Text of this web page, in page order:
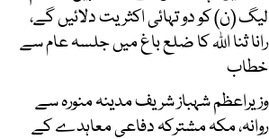
لیگ (ن) کو دو تہائی اکثریت دلائیں گے،
رانا ثنا اللہ کا ضلع باغ میں جلسہ عام سے
خطاب
وزیراعظم شہباز شریف مدینہ منورہ سے
روانہ، مکہ مشترکہ دفاعی معاہدے کے